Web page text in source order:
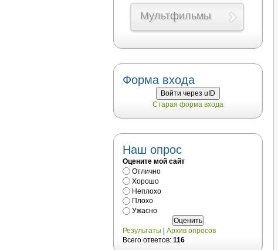
Мультфильмы
Форма входа
Войти через uID
Старая форма входа
Наш опрос
Оцените мой сайт
Отлично
Хорошо
Неплохо
Плохо
Ужасно
Результаты
Архив опросов
Всего ответов: 116